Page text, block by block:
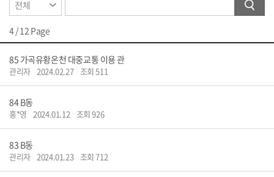
4 / 12 Page
85 가곡유황온천 대중교통 이용 관
관리자 2024.02.27 조회 511
84B동
홍*영 2024.01.12 조회 926
83 B동
관리자 2024.01.23 조회 712